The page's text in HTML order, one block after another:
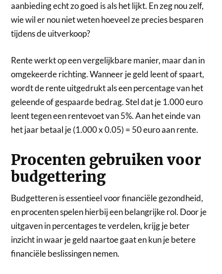
aanbieding echt zo goed is als het lijkt. En zeg nou zelf,
wie wil er nou niet weten hoeveel ze precies besparen
tijdens de uitverkoop?
Rente werkt op een vergelijkbare manier, maar dan in
omgekeerde richting. Wanneer je geld leent of spaart,
wordt de rente uitgedrukt als een percentage van het
geleende of gespaarde bedrag. Stel dat je 1.000 euro
leent tegen een rentevoet van 5%. Aan het einde van
het jaar betaal je (1.000 x 0.05) = 50 euro aan rente.
Procenten gebruiken voor
budgettering
Budgetteren is essentieel voor financiële gezondheid,
en procenten spelen hierbij een belangrijke rol. Door je
uitgaven in percentages te verdelen, krijg je beter
inzicht in waar je geld naartoe gaat en kun je betere
financiële beslissingen nemen.